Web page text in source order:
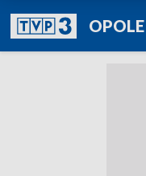
OPOLE
TVP